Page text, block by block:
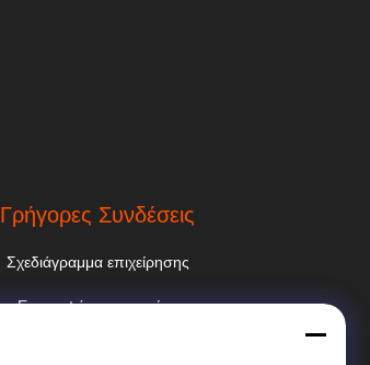
Γρήγορες Συνδέσεις
Σχεδιάγραμμα επιχείρησης
Επισκεψή εργοστασίου